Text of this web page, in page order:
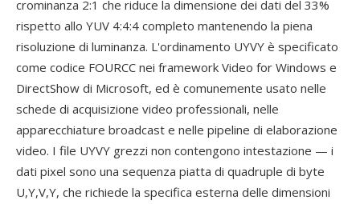
crominanza 2:1 che riduce la dimensione dei dati del 33%
rispetto allo YUV 4:4:4 completo mantenendo la piena
risoluzione di luminanza. L'ordinamento UYVY è specificato
come codice FOURCC nei framework Video for Windows e
DirectShow di Microsoft, ed è comunemente usato nelle
schede di acquisizione video professionali, nelle
apparecchiature broadcast e nelle pipeline di elaborazione
video. I file UYVY grezzi non contengono intestazione — i
dati pixel sono una sequenza piatta di quadruple di byte
U,Y,V,Y, che richiede la specifica esterna delle dimensioni